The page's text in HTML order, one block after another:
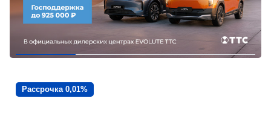
Рассрочка 0,01%